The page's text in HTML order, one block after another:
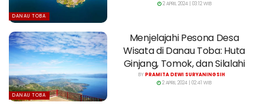
DANAU TOBA
2 APRIL 2024 | 03:12 WIB
DANAU TOBA
Menjelajahi Pesona Desa
Wisata di Danau Toba: Huta
Ginjang, Tomok, dan Silalahi
BYPRAMITA DEWI SURYANINGSIH
2 APRIL 2024 | 02:41 WIB